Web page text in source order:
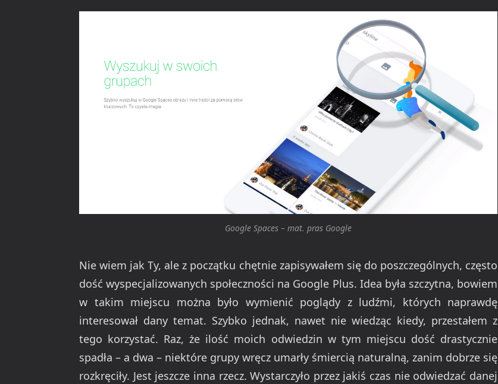
Google Spaces – mat. pras Google
Nie wiem jak Ty, ale z początku chętnie zapisywałem się do poszczególnych, często
dość wyspecjalizowanych społeczności na Google Plus. Idea była szczytna, bowiem
w takim miejscu można było wymienić poglądy z ludźmi, których naprawdę
interesował dany temat. Szybko jednak, nawet nie wiedząc kiedy, przestałem z
tego korzystać. Raz, że ilość moich odwiedzin w tym miejscu dość drastycznie
spadła – a dwa – niektóre grupy wręcz umarły śmiercią naturalną, zanim dobrze się
rozkręciły. Jest jeszcze inna rzecz. Wystarczyło przez jakiś czas nie odwiedzać danej